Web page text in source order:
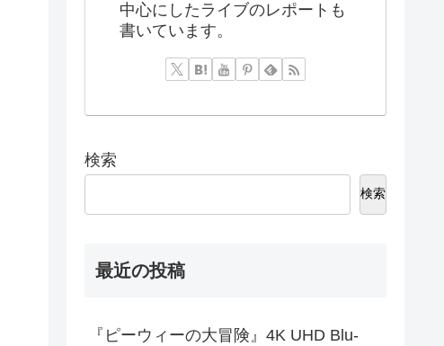
中心にしたライブのレポートも
書いています。
検索
検索
最近の投稿
『ピーウィーの大冒険』4K UHD Blu-